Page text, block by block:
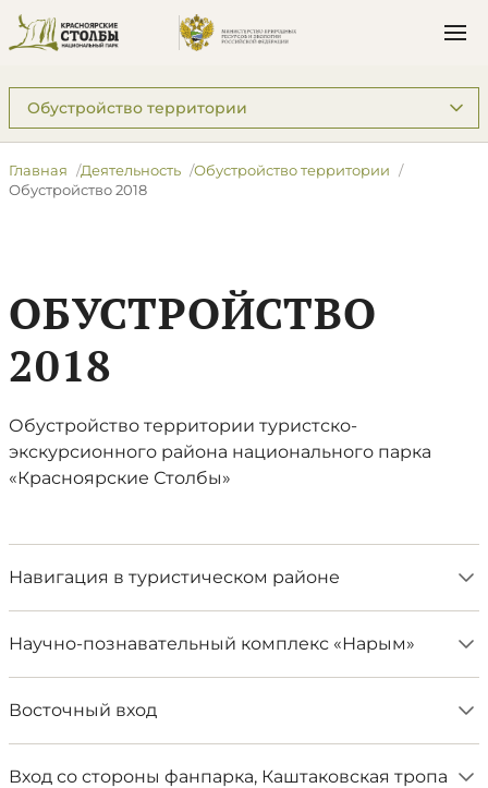
Подразделы: Деятельность
Главная Деятельность
Обустройство территории
Обустройство 2018
ОБУСТРОЙСТВО
2018
Обустройство территории туристско-
экскурсионного района национального парка
«Красноярские Столбы»
Навигация в туристическом районе
Научно-познавательный комплекс «Нарым»
Восточный вход
Вход со стороны фанпарка, Каштаковская тропа